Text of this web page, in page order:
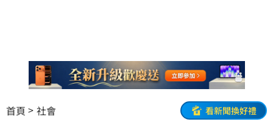
首頁 社會 看新聞換好禮